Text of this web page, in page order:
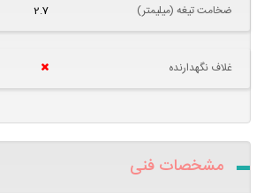
ضخامت تیغه (میلیمتر) 2.7
غلاف نگهدارنده
مشخصات فنی